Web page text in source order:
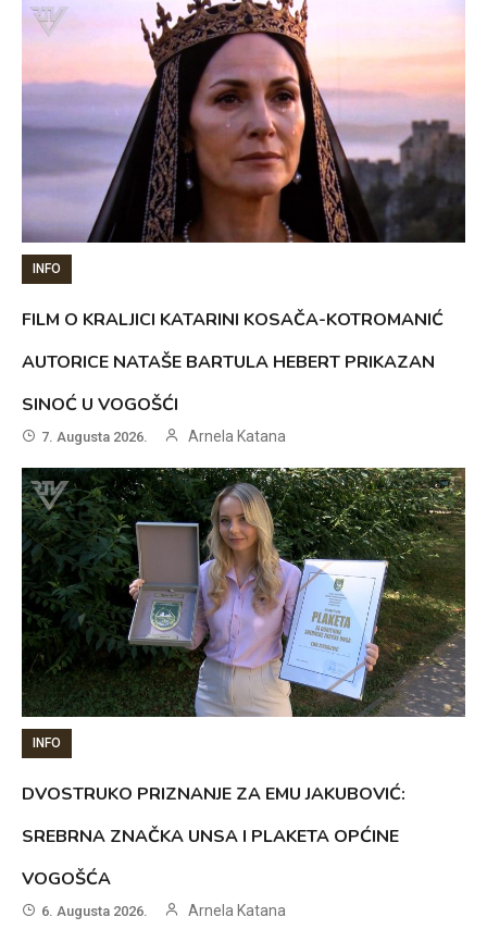
INFO
FILM O KRALJICI KATARINI KOSAČA-KOTROMANIĆ
AUTORICE NATAŠE BARTULA HEBERT PRIKAZAN
SINOĆ U VOGOŠĆI
7. Augusta 2026. Arnela Katana
INFO
DVOSTRUKO PRIZNANJE ZA EMU JAKUBOVIĆ:
SREBRNA ZNAČKA UNSA I PLAKETA OPĆINE
VOGOŠĆA
6. Augusta 2026. Arnela Katana